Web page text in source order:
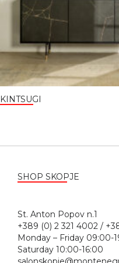
KINTSUGI
SHOP SKOPJE
St. Anton
+389 (0) 2 321 4002 /
Monday – Friday 09:00-
Saturday 10:00-16:00